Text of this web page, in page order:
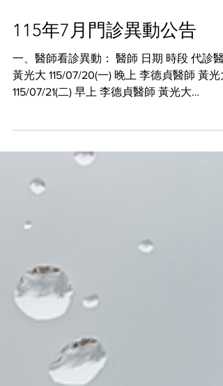
7月13日
115年7月門診異動公告
一、醫師看診異動： 醫師 日期 時段 代診醫
115/07/21(二) 早上 李德貞醫師 黃光大
115/07/24(五) 早上 李德貞醫師 黃光大
115/07/27(一) 晚上 李德貞醫師 黃光大
115/07/28(二) 早上 李德貞醫師 黃光大
115/07/31(五) 早上 李德貞醫師 二、門診表: ※
貼心小提醒： 就診前請先來電本院專線02-
29902299洽詢，感謝您的配合！ (最後掛號
時間為21:20，電話掛號僅接受最晚前一診)
莊惠欣診所 關心您